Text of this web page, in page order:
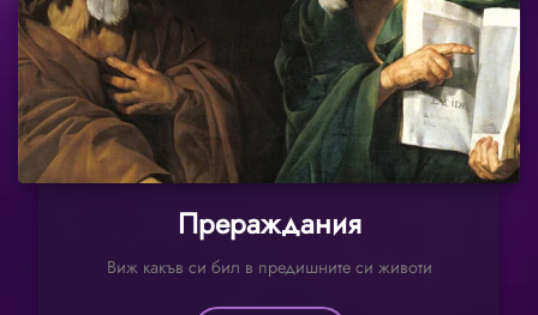
Прераждания
Виж какъв си бил в предишните си животи